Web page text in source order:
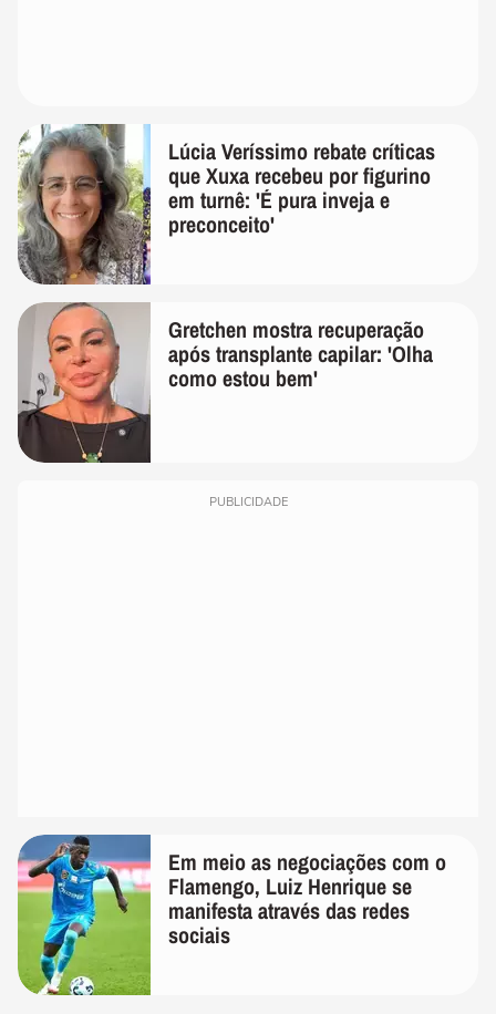
Lúcia Veríssimo rebate críticas
que Xuxa recebeu por figurino
em turnê: 'É pura inveja e
preconceito'
Gretchen mostra recuperação
após transplante capilar: 'Olha
como estou bem'
PUBLICIDADE
Em meio as negociações com o
Flamengo, Luiz Henrique se
manifesta através das redes
sociais